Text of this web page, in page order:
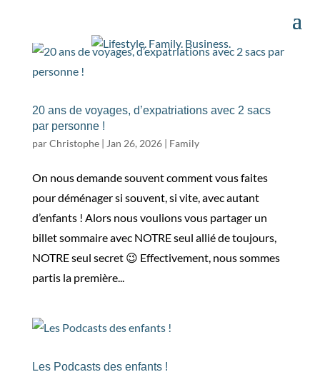
20 ans de voyages, d’expatriations avec 2 sacs
par personne !
parChristophe| Jan 26, 2026| Family
​On nous demande souvent comment vous faites
pour déménager si souvent, si vite, avec autant
d’enfants ! Alors nous voulions vous partager un
billet sommaire avec NOTRE seul allié de toujours,
NOTRE seul secret 😉 Effectivement, nous sommes
partis la première...
Les Podcasts des enfants !